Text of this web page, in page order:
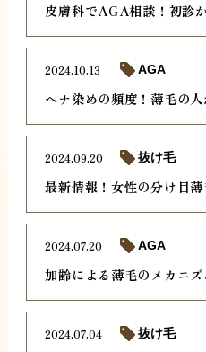
皮膚科でAGA相談！初診
ヘナ染めの頻度！薄毛の
2024.10.13 AGA
最新情報！女性の分け目
2024.09.20 抜け毛
加齢による薄毛のメカニ
2024.07.20 AGA
2024.07.04 抜け毛